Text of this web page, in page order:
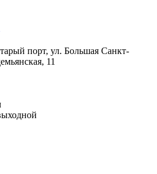
порт, ул. Большая Санкт-
11